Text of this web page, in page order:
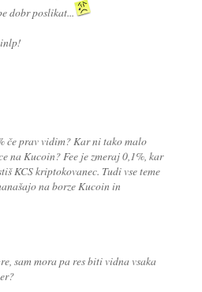
dobr poslikat...
če prav vidim? Kar ni tako malo
na Kucoin? Fee je zmeraj 0,1%, kar
KCS kriptokovanec. Tudi vse teme
na borze Kucoin in
sam mora pa res biti vidna vsaka